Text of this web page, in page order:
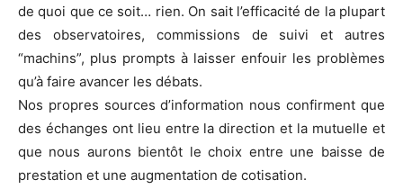
de quoi que ce soit… rien. On sait l’efficacité de la plupart
des observatoires, commissions de suivi et autres
“machins”, plus prompts à laisser enfouir les problèmes
qu’à faire avancer les débats.
Nos propres sources d’information nous confirment que
des échanges ont lieu entre la direction et la mutuelle et
que nous aurons bientôt le choix entre une baisse de
prestation et une augmentation de cotisation.